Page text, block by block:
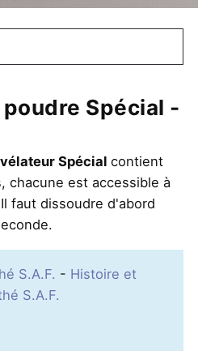
Spécial -
Spécial contient
chacune est accessible à
faut dissoudre d'abord
S.A.F. - Histoire et
S.A.F.